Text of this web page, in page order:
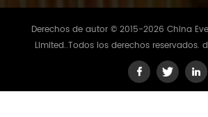
Derechos de autor © 2015-2026 China
Limited..Todos los derechos reservados.